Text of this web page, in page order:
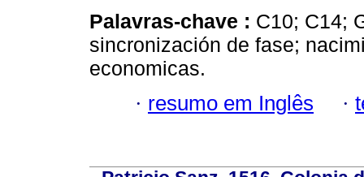
Palavras-chave : C10; C14;
sincronización de fase;
economicas.
· resumo em Inglês ·